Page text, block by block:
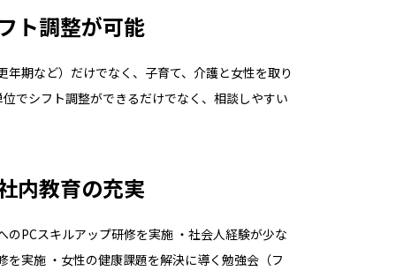
ト調整が可能
年期など）だけでなく、子育て、介護と女性を取り
でシフト調整ができるだけでなく、相談しやすい
内教育の充実
のPCスキルアップ研修を実施 ・社会人経験が少な
を実施 ・女性の健康課題を解決に導く勉強会（フ